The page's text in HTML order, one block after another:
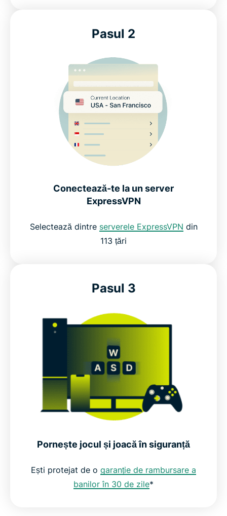
Protejează-ți datele și conexiunea în timpul jocului
Ce spun cei mai mulțumiți utilizatori
Întrebări frecvente despre VPN-urile pentru
ExpressVPN pentru gaming: încearcă-l fără riscuri
Pasul 2
Conectează-te la un server
ExpressVPN
Selectează dintre serverele ExpressVPN din
113 țări
Pasul 3
Pornește jocul și joacă în siguranță
Ești protejat de o garanție de rambursare a
banilor în 30 de zile*